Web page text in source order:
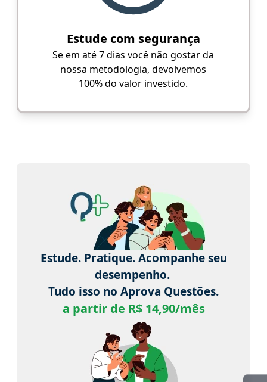
Estude com segurança
Se em até 7 dias você não gostar da
nossa metodologia, devolvemos
100% do valor investido.
Estude. Pratique. Acompanhe seu
desempenho.
Tudo isso no Aprova Questões.
a partir de R$ 14,90/mês